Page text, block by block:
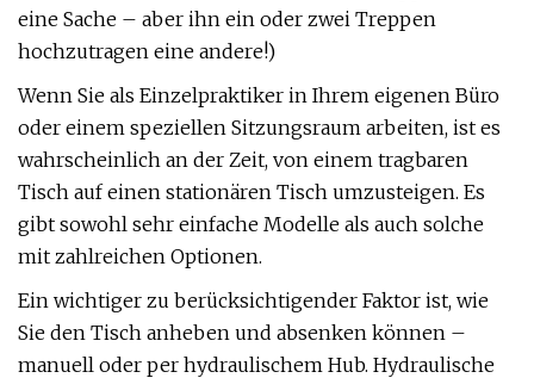
eine Sache – aber ihn ein oder zwei Treppen
hochzutragen eine andere!)
Wenn Sie als Einzelpraktiker in Ihrem eigenen Büro
oder einem speziellen Sitzungsraum arbeiten, ist es
wahrscheinlich an der Zeit, von einem tragbaren
Tisch auf einen stationären Tisch umzusteigen. Es
gibt sowohl sehr einfache Modelle als auch solche
mit zahlreichen Optionen.
Ein wichtiger zu berücksichtigender Faktor ist, wie
Sie den Tisch anheben und absenken können –
manuell oder per hydraulischem Hub. Hydraulische